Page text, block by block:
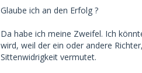
Glaube ich an den Erfolg ?
Da habe ich meine Zweifel. Ich
wird, weil der ein oder andere
Sittenwidrigkeit vermutet.